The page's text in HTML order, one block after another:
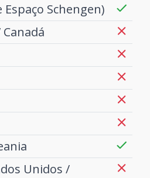
Schengen)
Unidos /